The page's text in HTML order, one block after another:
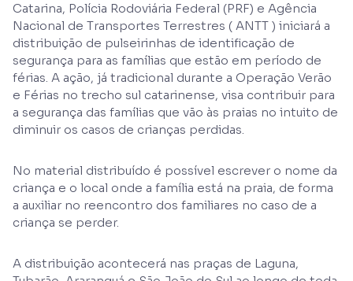
Catarina, Polícia Rodoviária Federal (PRF) e Agência
Nacional de Transportes Terrestres ( ANTT ) iniciará a
distribuição de pulseirinhas de identificação de
segurança para as famílias que estão em período de
férias. A ação, já tradicional durante a Operação Verão
e Férias no trecho sul catarinense, visa contribuir para
a segurança das famílias que vão às praias no intuito de
diminuir os casos de crianças perdidas.
No material distribuído é possível escrever o nome da
criança e o local onde a família está na praia, de forma
a auxiliar no reencontro dos familiares no caso de a
criança se perder.
A distribuição acontecerá nas praças de Laguna,